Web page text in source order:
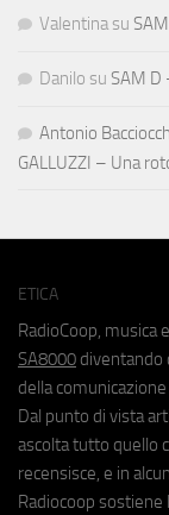
Valentina su
Danilo su SAM D
Antonio
GALLUZZI – Una
ETICA
RadioCoop, musica
SA8000 diventando
della
Dal punto di vista
ascolta tutto quello
recensisce, e in
Radiocoop sostiene